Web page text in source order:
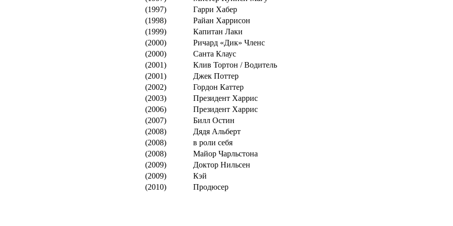
(1997)
Гарри Хабер
(1998)
Райан Харрисон
(1999)
Капитан Лаки
(2000)
Ричард «Дик» Членс
(2000)
Санта Клаус
(2001)
Клив Тортон / Водитель
(2001)
Джек Поттер
(2002)
Гордон Каттер
(2003)
Президент Харрис
(2006)
Президент Харрис
(2007)
Билл Остин
(2008)
Дядя Альберт
(2008)
в роли себя
(2008)
Майор Чарльстона
(2009)
Доктор Нильсен
(2009)
Кэй
(2010)
Продюсер